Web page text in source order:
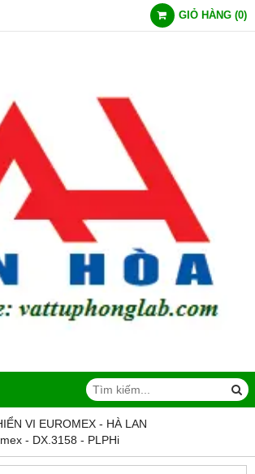
GIỎ HÀNG (0)
VI EUROMEX - HÀ LAN
- DX.3158 ‑ PLPHi